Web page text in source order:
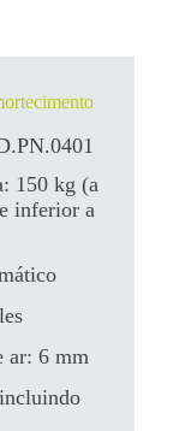
150 kg (a
inferior a
ar: 6 mm